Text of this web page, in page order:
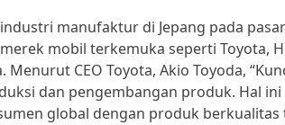
manufaktur di Jepang pada
mobil terkemuka seperti Toyota,
CEO Toyota, Akio Toyoda,
dan pengembangan produk. Hal ini
global dengan produk berkualitas